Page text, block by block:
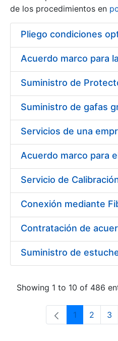
Show/Hide
de los procedimientos en
Showing 1 to 10 of 486
Page
1 Page
2 3